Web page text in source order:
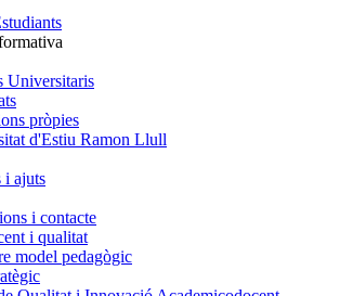
Universitaris
pròpies
d'Estiu Ramon Llull
i ajuts
i contacte
i qualitat
model pedagògic